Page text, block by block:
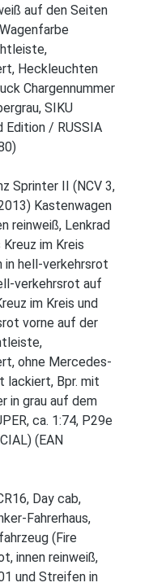
auf den Seiten
Heckleuchten
Chargennummer
SIKU
Edition / RUSSIA
Sprinter II (NCV 3,
Kastenwagen
reinweiß, Lenkrad
im Kreis
hell-verkehrsrot
verkehrsrot auf
im Kreis und
vorne auf der
ohne Mercedes-
lackiert, Bpr. mit
in grau auf dem
ca. 1:74, P29e
(EAN
Day cab,
Fahrerhaus,
(Fire
innen reinweiß,
und Streifen in